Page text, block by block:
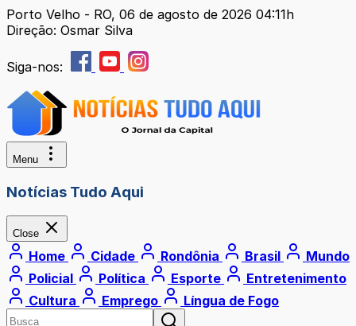
Porto Velho - RO, 06 de agosto de 2026 04:11h
Direção: Osmar Silva
Siga-nos:
Menu
Notícias Tudo Aqui
Close
Home Cidade Rondônia Brasil
Mundo
Policial
Política Esporte
Entretenimento
Cultura
Emprego Língua de Fogo